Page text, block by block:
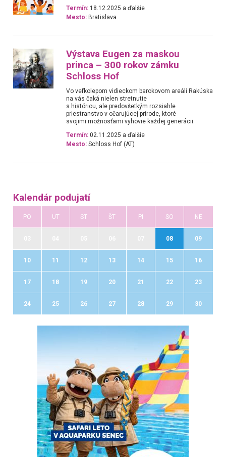
Termín: 18.12.2025 a ďalšie
Mesto: Bratislava
Výstava Eugen za maskou
princa – 300 rokov zámku
Schloss Hof
Vo veľkolepom vidieckom barokovom areáli Rakúska
na vás čaká nielen stretnutie
s históriou, ale predovšetkým rozsiahle
priestranstvo v očarujúcej prírode, ktoré
svojimi možnosťami vyhovie každej generácii.
Termín: 02.11.2025 a ďalšie
Mesto: Schloss Hof (AT)
Kalendár podujatí
PO UT ST ŠT PI SO NE
08 09
10 11 12 13 14 15 16
17 18 19 20 21 22 23
24 25 26 27 28 29 30